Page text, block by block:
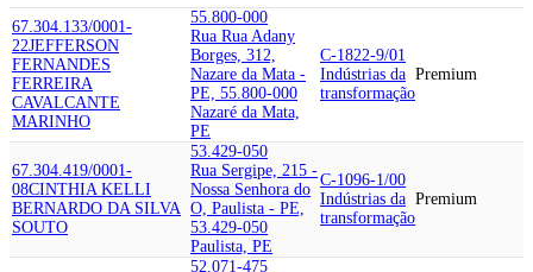
67.304.133/0001-
22JEFFERSON
FERNANDES
FERREIRA
CAVALCANTE
MARINHO
55.800-000
Rua Rua Adany
Borges, 312,
Nazare da Mata -
PE, 55.800-000
Nazaré da Mata,
PE
C-1822-9/01
Indústrias da
transformação
Premium
67.304.419/0001-
08CINTHIA KELLI
BERNARDO DA SILVA
SOUTO
53.429-050
Rua Sergipe, 215 -
Nossa Senhora do
O, Paulista - PE,
53.429-050
Paulista, PE
C-1096-1/00
Indústrias da
transformação
Premium
52.071-475